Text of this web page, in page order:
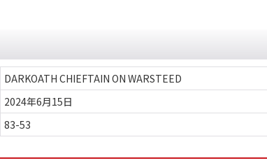
DARKOATH CHIEFTAIN ON WARSTEED
2024年6月15日
83-53